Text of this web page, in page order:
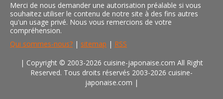
Merci de nous demander une autorisation préalable si vous
souhaitez utiliser le contenu de notre site à des fins autres
qu'un usage privé. Nous vous remercions de votre
compréhension.
Qui sommes-nous? | sitemap | RSS
| Copyright © 2003-2026 cuisine-japonaise.com All Right
Reserved. Tous droits réservés 2003-2026 cuisine-
japonaise.com |